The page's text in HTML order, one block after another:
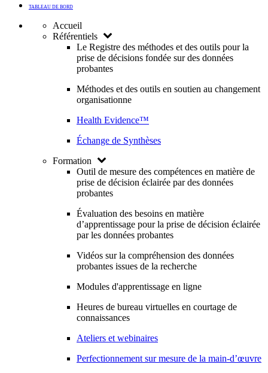
TABLEAU DE BORD
Accueil
Référentiels
Le Registre des méthodes et des outils pour la
prise de décisions fondée sur des données
probantes
Méthodes et des outils en soutien au changement
organisationne
Health Evidence™
Échange de Synthèses
Formation
Outil de mesure des compétences en matière de
prise de décision éclairée par des données
probantes
Évaluation des besoins en matière
d’apprentissage pour la prise de décision éclairée
par les données probantes
Vidéos sur la compréhension des données
probantes issues de la recherche
Modules d'apprentissage en ligne
Heures de bureau virtuelles en courtage de
connaissances
Ateliers et webinaires
Perfectionnement sur mesure de la main-d’œuvre